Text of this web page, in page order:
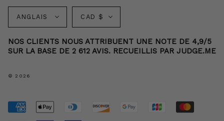
Langue
ANGLAIS Monnaie
CAD $
NOS CLIENTS NOUS ATTRIBUENT UNE NOTE DE 4,9/5
SUR LA BASE DE 2 612 AVIS. RECUEILLIS PAR JUDGE.ME
© 2026